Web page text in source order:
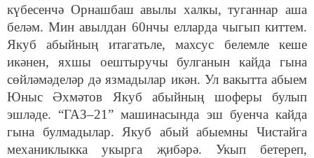
күбесенчә Орнашбаш авылы халкы, туганнар аша
беләм. Мин авылдан 60нчы елларда чыгып киттем.
Якуб абыйның итагатьле, махсус белемле кеше
икәнен, яхшы оештыручы булганын кайда гына
сөйләмәделәр дә язмадылар икән. Ул вакытта абыем
Юныс Әхмәтов Якуб абыйның шоферы булып
эшләде. “ГАЗ–21” машинасында эш буенча кайда
гына булмадылар. Якуб абый абыемны Чистайга
механиклыкка укырга җибәрә. Укып бетереп,